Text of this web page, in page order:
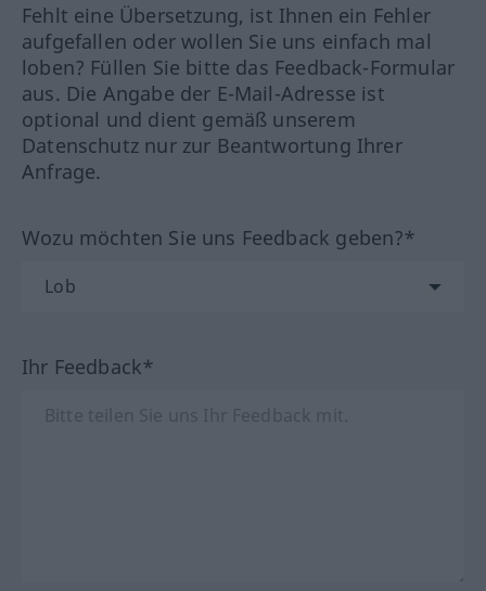
Fehlt eine Übersetzung, ist Ihnen ein Fehler
aufgefallen oder wollen Sie uns einfach mal
loben? Füllen Sie bitte das Feedback-Formular
aus. Die Angabe der E-Mail-Adresse ist
optional und dient gemäß unserem
Datenschutz nur zur Beantwortung Ihrer
Anfrage.
Wozu möchten Sie uns Feedback geben?*
Ihr Feedback*